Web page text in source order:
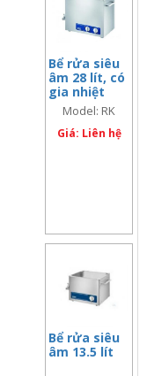
Bể rửa siêu
âm 28 lít, có
gia nhiệt
Model: RK
1028H
Giá: Liên hệ
Bể rửa siêu
âm 13.5 lít